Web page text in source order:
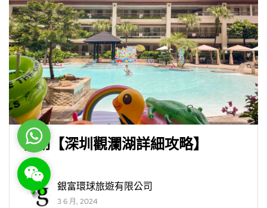
暑期【深圳觀瀾湖詳細攻略】
銀富環球旅遊有限公司
3 6 月, 2024
WhatsApp
WeChat: rsgt819